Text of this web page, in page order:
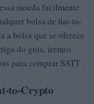
moeda facilmente
bolsa de fiat-to-
a bolsa que se oferece
do guia, iremos
para comprar SATT .
to-Crypto